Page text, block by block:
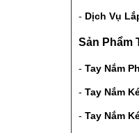
- Dịch Vụ
Sản Phẩm
- Tay Nắm
- Tay Nắm
- Tay Nắm